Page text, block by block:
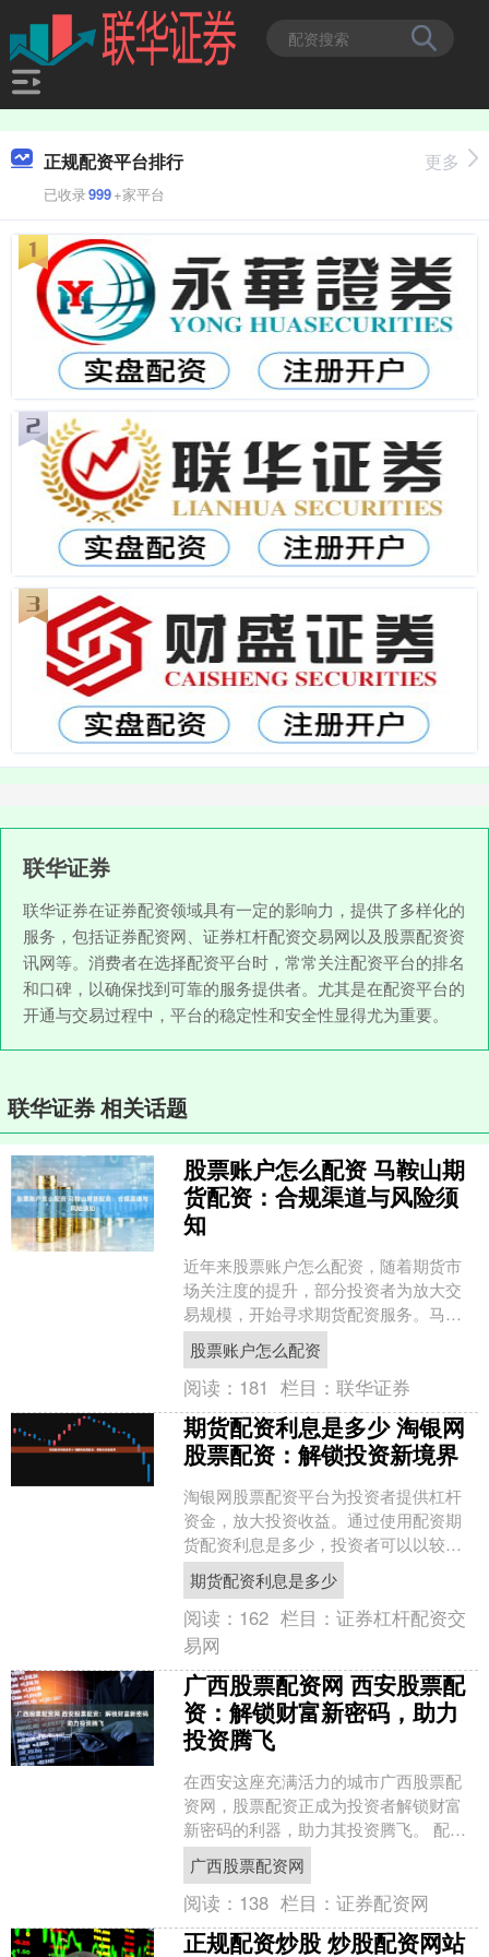
正规配资平台排行
已收录999+家平台
更多
联华证券
联华证券在证券配资领域具有一定的影响力，提供了多样化的
服务，包括证券配资网、证券杠杆配资交易网以及股票配资资
讯网等。消费者在选择配资平台时，常常关注配资平台的排名
和口碑，以确保找到可靠的服务提供者。尤其是在配资平台的
开通与交易过程中，平台的稳定性和安全性显得尤为重要。
联华证券 相关话题
股票账户怎么配资 马鞍山期
货配资：合规渠道与风险须
知
近年来股票账户怎么配资，随着期货市
场关注度的提升，部分投资者为放大交
易规模，开始寻求期货配资服务。马鞍
山地区亦存在相关需求，但投资者必须
清醒认识到，**合规渠道....
股票账户怎么配资
阅读： 181 栏目：联华证券
期货配资利息是多少 淘银网
股票配资：解锁投资新境界
淘银网股票配资平台为投资者提供杠杆
资金，放大投资收益。通过使用配资期
货配资利息是多少，投资者可以以较小
的本金撬动更大的资金，从而提高投资
回报率。 使用正规期货配....
期货配资利息是多少
阅读： 162 栏目：证券杠杆配资交
易网
广西股票配资网 西安股票配
资：解锁财富新密码，助力
投资腾飞
在西安这座充满活力的城市广西股票配
资网，股票配资正成为投资者解锁财富
新密码的利器，助力其投资腾飞。 配债
通常附带可转股条款，允许投资者在特
定条件下将配债转换为股....
广西股票配资网
阅读： 138 栏目：证券配资网
正规配资炒股 炒股配资网站